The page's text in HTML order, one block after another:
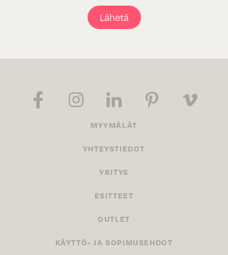
Lähetä
MYYMÄLÄT
YHTEYSTIEDOT
YRITYS
ESITTEET
OUTLET
KÄYTTÖ- JA SOPIMUSEHDOT